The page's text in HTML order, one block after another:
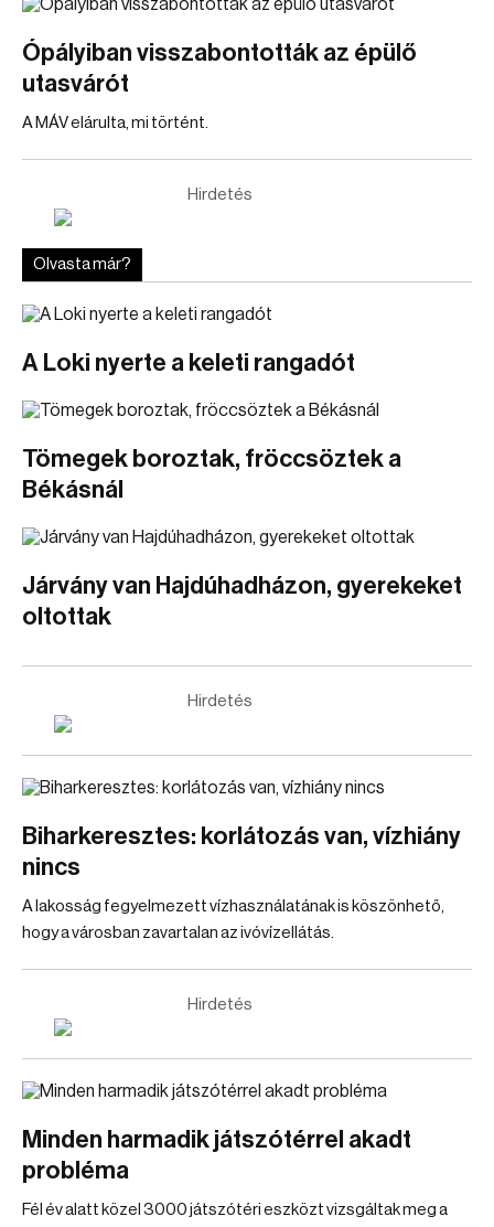
Ópályiban visszabontották az épülő
utasvárót
A MÁV elárulta, mi történt.
Hirdetés
Olvasta már?
A Loki nyerte a keleti rangadót
Tömegek boroztak, fröccsöztek a
Békásnál
Járvány van Hajdúhadházon, gyerekeket
oltottak
Hirdetés
Biharkeresztes: korlátozás van, vízhiány
nincs
A lakosság fegyelmezett vízhasználatának is köszönhető,
hogy a városban zavartalan az ivóvízellátás.
Hirdetés
Minden harmadik játszótérrel akadt
probléma
Fél év alatt közel 3000 játszótéri eszközt vizsgáltak meg a